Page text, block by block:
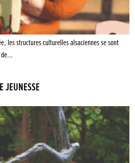
les structures culturelles alsaciennes se sont
de…
JEUNESSE